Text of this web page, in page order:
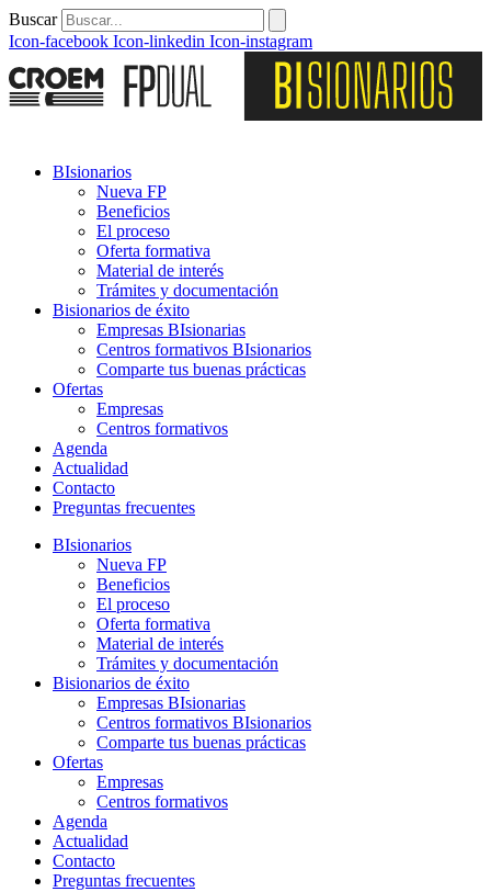
Buscar
Icon-facebook Icon-linkedin Icon-instagram
BIsionarios
Nueva FP
Beneficios
El proceso
Oferta formativa
Material de interés
Trámites y documentación
Bisionarios de éxito
Empresas BIsionarias
Centros formativos BIsionarios
Comparte tus buenas prácticas
Ofertas
Empresas
Centros formativos
Agenda
Actualidad
Contacto
Preguntas frecuentes
BIsionarios
Nueva FP
Beneficios
El proceso
Oferta formativa
Material de interés
Trámites y documentación
Bisionarios de éxito
Empresas BIsionarias
Centros formativos BIsionarios
Comparte tus buenas prácticas
Ofertas
Empresas
Centros formativos
Agenda
Actualidad
Contacto
Preguntas frecuentes